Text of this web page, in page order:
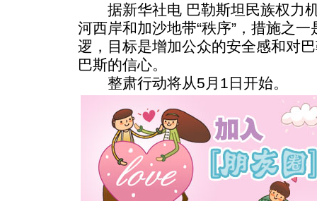
据新华社电 巴勒斯坦民族权力
河西岸和加沙地带“秩序”，措施之
逻，目标是增加公众的安全感和对
巴斯的信心。
整肃行动将从5月1日开始。